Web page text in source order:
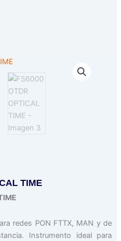
TIME
redes PON FTTX, MAN y de
Instrumento ideal para